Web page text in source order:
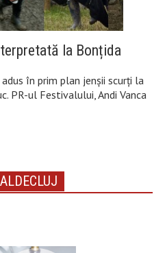
la Bonțida
în prim plan jenșii scurți la
PR-ul Festivalului, Andi Vanca